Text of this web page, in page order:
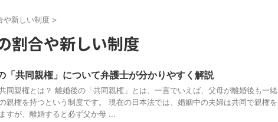
や新しい制度 >
割合や新しい制度
「共同親権」について弁護士が分かりやすく解説
同親権とは？ 離婚後の「共同親権」とは、一言でいえば、父母が離婚後も一緒
親権を持つという制度です。 現在の日本法では、婚姻中の夫婦は共同で親権を
すが、離婚すると必ず父か母 ...